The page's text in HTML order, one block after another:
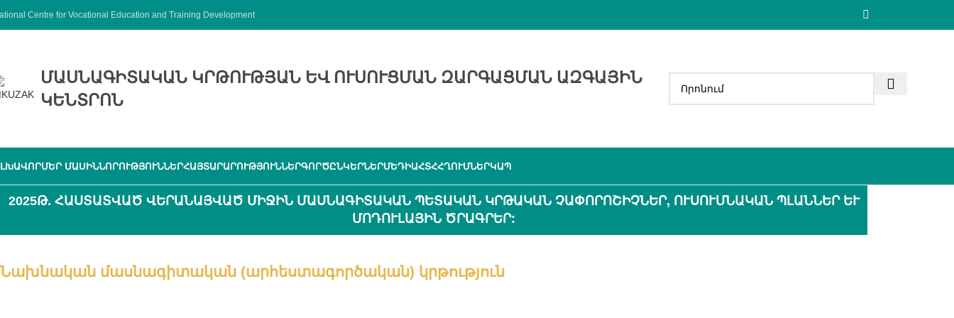
Centre for Vocational Education and Training Development
ՄԱՍՆԱԳԻՏԱԿԱՆ ԿՐԹՈՒԹՅԱՆ ԵՎ ՈՒՍՈՒՑՄԱՆ ԶԱՐԳԱՑՄԱՆ ԱԶԳԱՅԻՆ
ԿԵՆՏՐՈՆ
ՄԵՐ ՄԱՍԻՆՆՈՐՈՒԹՅՈՒՆՆԵՐՀԱՅՏԱՐԱՐՈՒԹՅՈՒՆՆԵՐԳՈՐԾԸՆԿԵՐՆԵՐՄԵԴԻԱՀՏՀՀՂՈՒՄՆԵՐԿԱՊ
2025Թ. ՀԱՍՏԱՏՎԱԾ ՎԵՐԱՆԱՅՎԱԾ ՄԻՋԻՆ ՄԱՍՆԱԳԻՏԱԿԱՆ ՊԵՏԱԿԱՆ ԿՐԹԱԿԱՆ ՉԱՓՈՐՈՇԻՉՆԵՐ, ՈՒՍՈՒՄՆԱԿԱՆ ՊԼԱՆՆԵՐ ԵՒ Մ
ՈԴՈՒԼԱՅԻՆ ԾՐԱԳՐԵՐ:
Նախնական մասնագիտական (արհեստագործական) կրթություն